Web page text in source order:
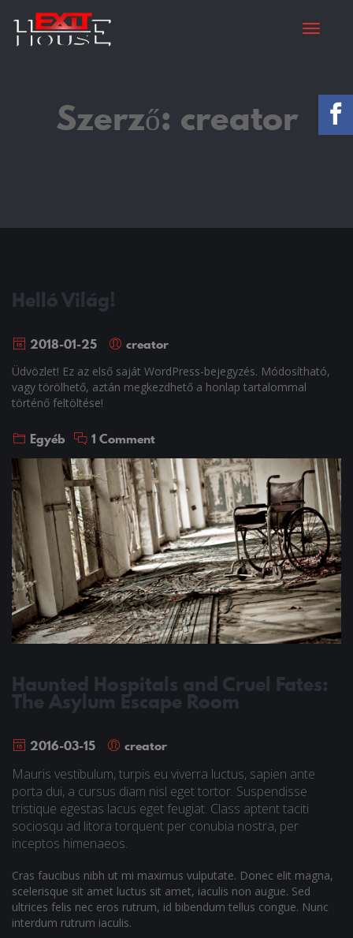
Szerző: creator
Helló Világ!
2018-01-25 creator
Üdvözlet! Ez az első saját WordPress-bejegyzés. Módosítható,
vagy törölhető, aztán megkezdhető a honlap tartalommal
történő feltöltése!
Egyéb 1 Comment
Haunted Hospitals and Cruel Fates:
The Asylum Escape Room
2016-03-15
creator
Mauris vestibulum, turpis eu viverra luctus, sapien ante
porta dui, a cursus diam nisl eget tortor. Suspendisse
tristique egestas lacus eget feugiat. Class aptent taciti
sociosqu ad litora torquent per conubia nostra, per
inceptos himenaeos.
Cras faucibus nibh ut mi maximus vulputate. Donec elit magna,
scelerisque sit amet luctus sit amet, iaculis non augue. Sed
ultrices felis nec eros rutrum, id bibendum tellus congue. Nunc
interdum rutrum iaculis.